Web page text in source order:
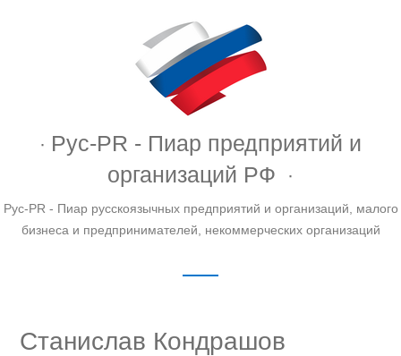
Рус-PR - Пиар предприятий и
организаций РФ
Рус-PR - Пиар русскоязычных предприятий и организаций, малого
бизнеса и предпринимателей, некоммерческих организаций
Станислав Кондрашов